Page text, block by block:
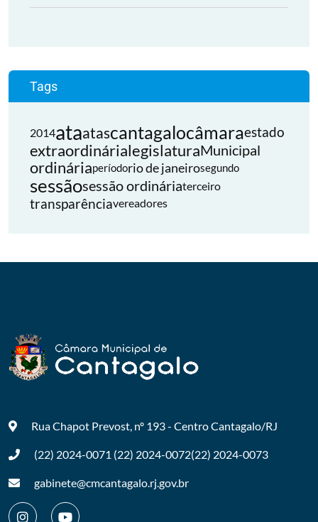
Tags
2014ataatascantagalocâmaraestado
extraordinárialegislaturaMunicipal
ordináriaperíodorio de janeirosegundo
sessãosessão ordináriaterceiro
transparênciavereadores
Rua Chapot Prevost, nº 193 - CentroCantagalo/RJ
(22) 2024-0071 (22) 2024-0072(22) 2024-0073
gabinete@cmcantagalo.rj.gov.br